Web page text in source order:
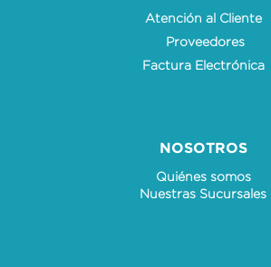
Atención al Cliente
Proveedores
Factura Electrónica
NOSOTROS
Quiénes somos
Nuestras Sucursales